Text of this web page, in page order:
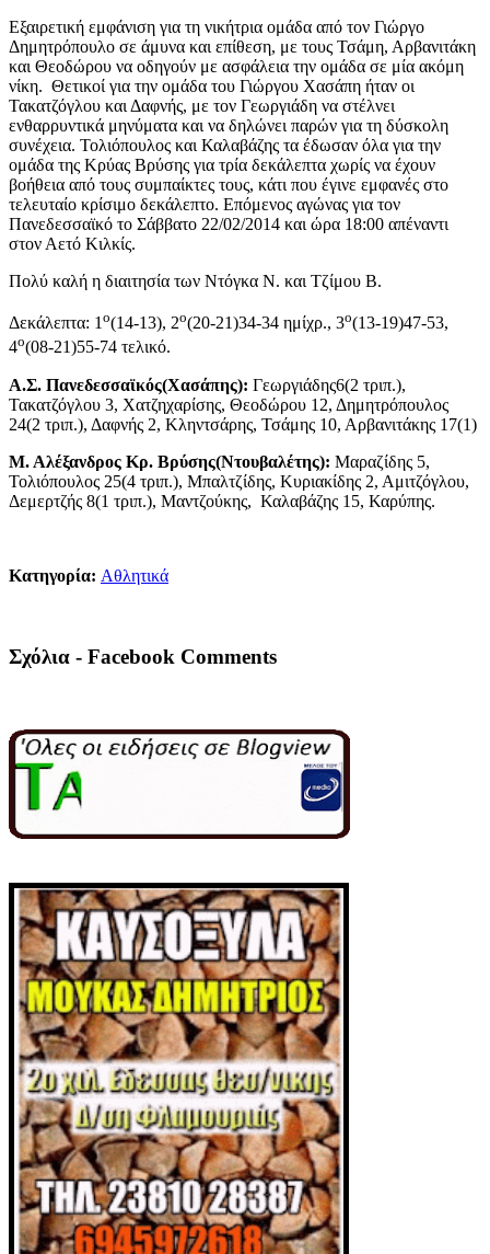
Εξαιρετική εμφάνιση για τη νικήτρια ομάδα από τον Γιώργο
Δημητρόπουλο σε άμυνα και επίθεση, με τους Τσάμη, Αρβανιτάκη
και Θεοδώρου να οδηγούν με ασφάλεια την ομάδα σε μία ακόμη
νίκη. Θετικοί για την ομάδα του Γιώργου Χασάπη ήταν οι
Τακατζόγλου και Δαφνής, με τον Γεωργιάδη να στέλνει
ενθαρρυντικά μηνύματα και να δηλώνει παρών για τη δύσκολη
συνέχεια. Τολιόπουλος και Καλαβάζης τα έδωσαν όλα για την
ομάδα της Κρύας Βρύσης για τρία δεκάλεπτα χωρίς να έχουν
βοήθεια από τους συμπαίκτες τους, κάτι που έγινε εμφανές στο
τελευταίο κρίσιμο δεκάλεπτο. Επόμενος αγώνας για τον
Πανεδεσσαϊκό το Σάββατο 22/02/2014 και ώρα 18:00 απέναντι
στον Αετό Κιλκίς.
Πολύ καλή η διαιτησία των Ντόγκα Ν. και Τζίμου Β.
Δεκάλεπτα: 1 ο(14-13), 2ο(20-21)34-34 ημίχρ., 3ο(13-19)47-53,
4ο(08-21)55-74 τελικό.
Α.Σ. Πανεδεσσαϊκός(Χασάπης): Γεωργιάδης6(2 τριπ.),
Τακατζόγλου 3, Χατζηχαρίσης, Θεοδώρου 12, Δημητρόπουλος
24(2 τριπ.), Δαφνής 2, Κληντσάρης, Τσάμης 10, Αρβανιτάκης 17(1)
Μ. Αλέξανδρος Κρ. Βρύσης(Ντουβαλέτης): Μαραζίδης 5,
Τολιόπουλος 25(4 τριπ.), Μπαλτζίδης, Κυριακίδης 2, Αμιτζόγλου,
Δεμερτζής 8(1 τριπ.), Μαντζούκης, Καλαβάζης 15, Καρύπης.
Κατηγορία: Αθλητικά
Σχόλια - Facebook Comments